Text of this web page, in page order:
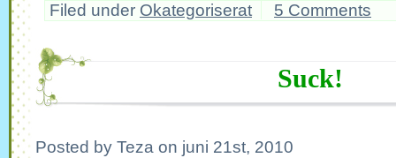
Filed under Okategoriserat 5 Comments
Suck!
Posted by Teza on juni 21st, 2010